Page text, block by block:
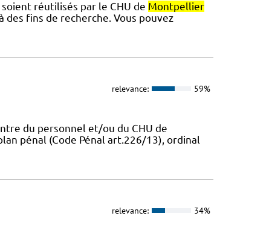
réutilisés par le CHU de Montpellier
des fins de recherche. Vous pouvez
relevance: 59%
du personnel et/ou du CHU de
pénal (Code Pénal art.226/13), ordinal
relevance: 34%